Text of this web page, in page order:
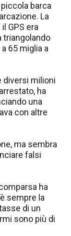
barca
La
GPS era
triangolando
65 miglia a
diversi milioni
ha
una
con altre
ma sembra
falsi
ha
sempre la
di un
sono più di